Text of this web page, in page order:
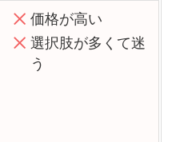
価格が高い
選択肢が多くて迷
う